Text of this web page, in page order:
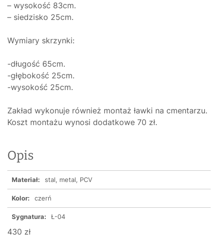
– wysokość 83cm.
– siedzisko 25cm.
Wymiary skrzynki:
-długość 65cm.
-głębokość 25cm.
-wysokość 25cm.
Zakład wykonuje również montaż ławki na cmentarzu.
Koszt montażu wynosi dodatkowe 70 zł.
Opis
Materiał: stal, metal, PCV
Kolor: czerń
Sygnatura: Ł-04
430 zł